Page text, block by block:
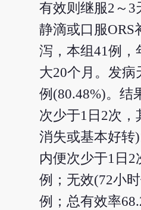
有效则继服2～3
静滴或口服ORS
泻，本组41例，
大20个月。发病
例(80.48%)。结
次少于1日2次
消失或基本好转
内便次少于1日
例；无效(72小
例；总有效率